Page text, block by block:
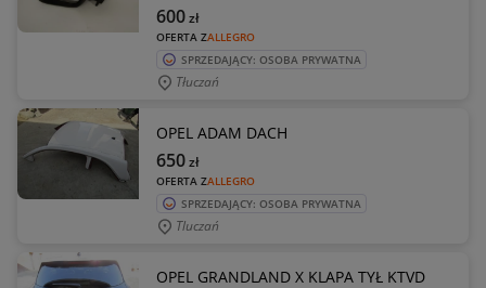
OFERTA ZALLEGRO
600zł
SPRZEDAJĄCY: OSOBA PRYWATNA
Tłuczań
OPEL ADAM DACH
OFERTA ZALLEGRO
650zł
SPRZEDAJĄCY: OSOBA PRYWATNA
Tluczań
OPEL GRANDLAND X KLAPA TYŁ KTVD